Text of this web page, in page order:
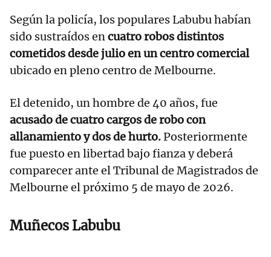
Según la policía, los populares Labubu habían
sido sustraídos encuatro robos distintos
cometidos desde julio en un centro comercial
ubicado en pleno centro de Melbourne.
El detenido, un hombre de 40 años, fue
acusado de cuatro cargos de robo con
allanamiento y dos de hurto.Posteriormente
fue puesto en libertad bajo fianza y deberá
comparecer ante el Tribunal de Magistrados de
Melbourne el próximo 5 de mayo de 2026.
Muñecos Labubu